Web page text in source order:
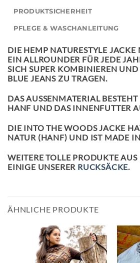
PRODUKTSICHERHEIT
PFLEGE & WASCHANLEITUNG
DIE HEMP NATURESTYLE JACKE
EIN ALLROUNDER FÜR JEDE
SICH SUPER KOMBINIEREN
BLUE JEANS ZU TRAGEN.
DAS AUSSENMATERIAL BESTEHT
ANF UND DAS INNENFUTTER
DIE INTO THE WOODS JACKE
NATUR (HANF) UND IST MADE
WEITERE TOLLE PRODUKTE
EINIGE UNSERER RUCKSÄCKE.
ÄHNLICHE PRODUKTE